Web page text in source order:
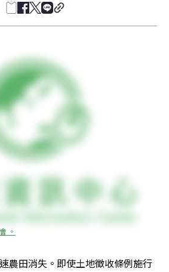
。
農田消失。即使土地徵收條例施行